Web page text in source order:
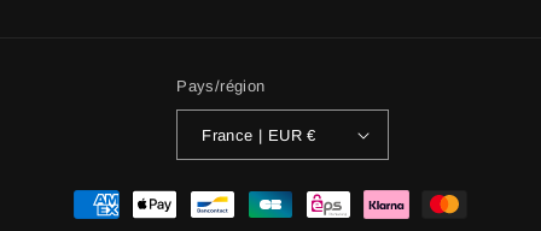
Pays/région
France | EUR €
Moyens